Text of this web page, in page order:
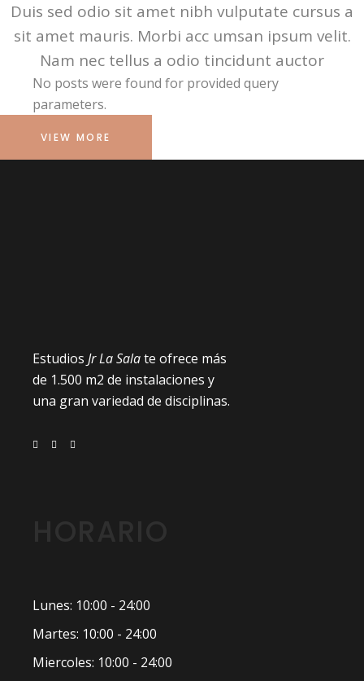
Duis sed odio sit amet nibh vulputate cursus a
sit amet mauris. Morbi acc umsan ipsum velit.
Nam nec tellus a odio tincidunt auctor
No posts were found for provided query
parameters.
VIEW MORE
EstudiosJr La Salate ofrece más
de 1.500 m2 de instalaciones y
una gran variedad de disciplinas.
Lunes: 10:00 - 24:00
Martes: 10:00 - 24:00
Miercoles: 10:00 - 24:00